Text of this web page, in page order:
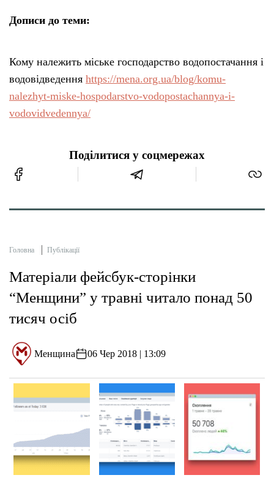
Дописи до теми:
Кому належить міське господарство водопостачання і
водовідведення https://mena.org.ua/blog/komu-
nalezhyt-miske-hospodarstvo-vodopostachannya-i-
vodovidvedennya/
Поділитися у соцмережах
Головна Публікації
Матеріали фейсбук-сторінки
“Менщини” у травні читало понад 50
тисяч осіб
Менщина 06 Чер 2018 | 13:09